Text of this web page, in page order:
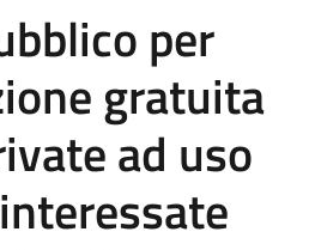
per
gratuita
ad uso